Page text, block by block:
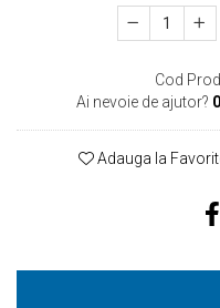
Cod
Ai nevoie de ajutor?
Adauga la